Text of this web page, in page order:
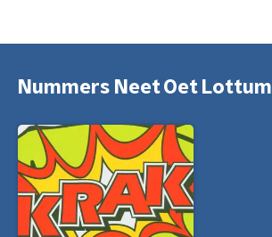
Nummers Neet Oet Lottum